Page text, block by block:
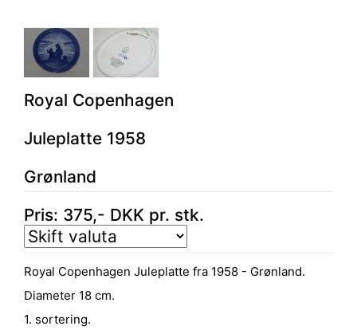
Royal Copenhagen
Juleplatte 1958
Grønland
Pris: 375,- DKK pr. stk.
Royal Copenhagen Juleplatte fra 1958 - Grønland.
Diameter 18 cm.
1. sortering.